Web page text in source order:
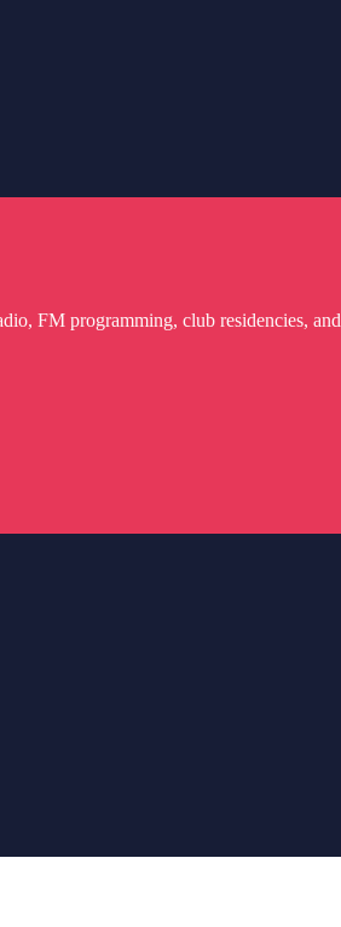
FM programming, club residencies, and